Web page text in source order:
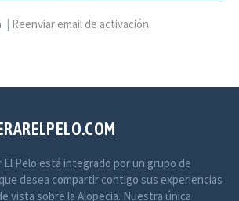
Reenviar email de activación
El Pelo está integrado por un grupo de
desea compartir contigo sus experiencias
vista sobre la Alopecia. Nuestra única